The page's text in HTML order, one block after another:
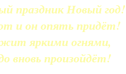
праздник Новый год!
и он опять придёт!
яркими огнями,
вновь произойдёт!